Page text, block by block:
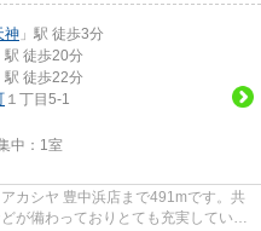
神 」駅 徒歩3分
駅 徒歩20分
駅 徒歩22分
１丁目5-1
中： 1室
カシヤ 豊中浜店まで491mです。共
が備わっておりとても充実していま